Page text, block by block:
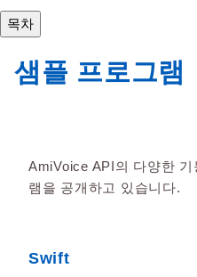
목차
샘플 프로그램
AmiVoice API의 다양한
램을 공개하고 있습니다.
Swift